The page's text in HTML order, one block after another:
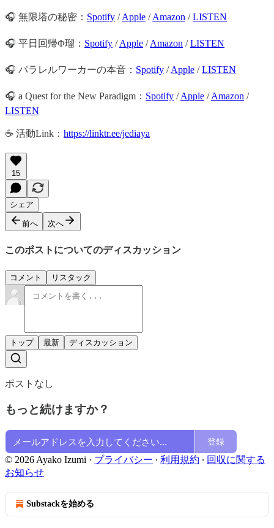
🎧 無限塔の秘密： Spotify /Apple /Amazon /LISTEN
🎧 平日回帰Φ瑠： Spotify /Apple /Amazon /LISTEN
🎧 パラレルワーカーの本音： Spotify /Apple /LISTEN
🎧 a Quest for the New Paradigm： Spotify /Apple /Amazon /
LISTEN
☕️ 活動Link： https://linktr.ee/jediaya
15
シェア
前へ 次へ
このポストについてのディスカッション
コメント リスタック
トップ 最新 ディスカッション
ポストなし
もっと続けますか？
登録
© 2026 Ayako Izumi · プライバシー ∙ 利用規約 ∙ 回収に関する
お知らせ
Substackを始める